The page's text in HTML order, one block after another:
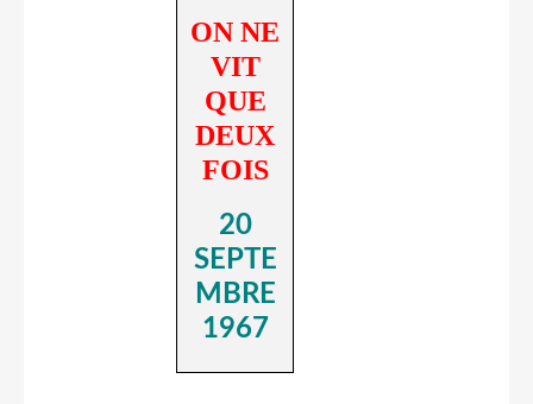
ON NE
VIT
QUE
DEUX
FOIS
20
SEPTE
MBRE
1967